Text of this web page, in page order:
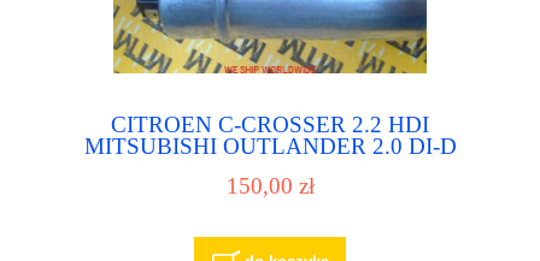
CITROEN C-CROSSER 2.2 HDI
MITSUBISHI OUTLANDER 2.0 DI-D
pompka paliwowa
150,00 zł